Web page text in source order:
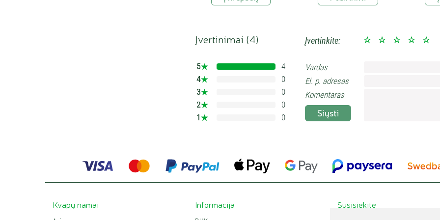
Įvertinimai (4)
5
4
3
2
1
4
0
0
0
0
Įvertinkite:
Vardas
El. p. adresas
Komentaras
Siųsti
Kvapų namai Informacija Susisiekite